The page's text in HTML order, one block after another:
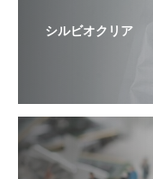
シルビオクリア